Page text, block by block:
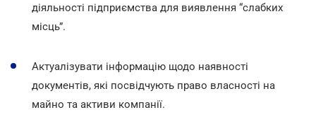
діяльності підприємства для виявлення “слабких
місць”.
Актуалізувати інформацію щодо наявності
документів, які посвідчують право власності на
майно та активи компанії.